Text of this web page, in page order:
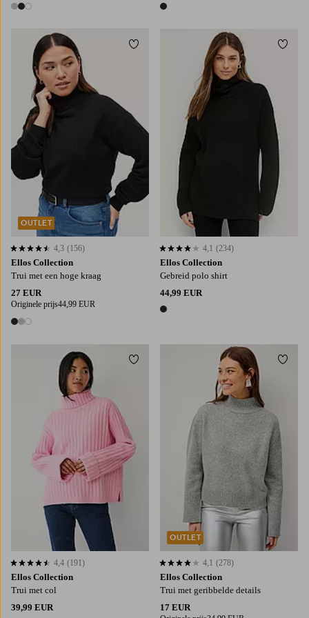
3 kleuren 1 kleur
Ellos Collection
Trui met een hoge kraag
27 EUR
Originele prijs44,99 EUR
3 kleuren
4,3 op basis van 156 beoordelingen
4,3 (156)
OUTLET
Toevoegen aan favorieten
38/4042/4446/48
Ellos Collection
Gebreid polo shirt
44,99 EUR
1 kleur
4,1 op basis van 234 beoordelingen
4,1 (234)
Ellos Collection
Trui met col
39,99 EUR
4,4 op basis van 191 beoordelingen
4,4 (191)
Toevoegen aan favorieten
Ellos Collection
Trui met geribbelde details
17 EUR
4,1 op basis van 278 beoordelingen
4,1 (278)
OUTLET